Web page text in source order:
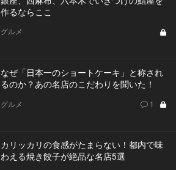
作るならここ
グルメ
なぜ「日本一のショートケーキ」と称され
るのか？あの名店のこだわりを聞いた！
グルメ 1
カリッカリの食感がたまらない！都内で味
わえる焼き餃子が絶品な名店5選